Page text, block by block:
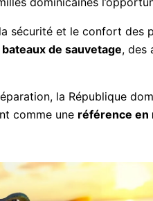
sécurité et le confort
de sauvetage ,
la République
comme une référence en